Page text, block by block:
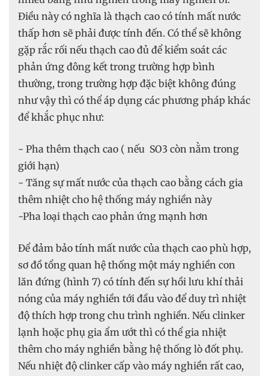
Điều này có nghĩa là thạch cao có tính mất nước
thấp hơn sẽ phải được tính đến. Có thể sẽ không
gặp rắc rối nếu thạch cao đủ để kiểm soát các
phản ứng đông kết trong trường hợp bình
thường, trong trường hợp đặc biệt không đúng
như vậy thì có thể áp dụng các phương pháp khác
để khắc phục như:
- Pha thêm thạch cao ( nếu SO3 còn nằm trong
giới hạn)
- Tăng sự mất nước của thạch cao bằng cách gia
thêm nhiệt cho hệ thống máy nghiền này
-Pha loại thạch cao phản ứng mạnh hơn
Để đảm bảo tính mất nước của thạch cao phù hợp,
sơ đồ tổng quan hệ thống một máy nghiền con
lăn đứng (hình 7) có tính đến sự hồi lưu khí thải
nóng của máy nghiền tới đầu vào để duy trì nhiệt
độ thích hợp trong chu trình nghiền. Nếu clinker
lạnh hoặc phụ gia ẩm ướt thì có thể gia nhiệt
thêm cho máy nghiền bằng hệ thống lò đốt phụ.
Nếu nhiệt độ clinker cấp vào máy nghiền rất cao,